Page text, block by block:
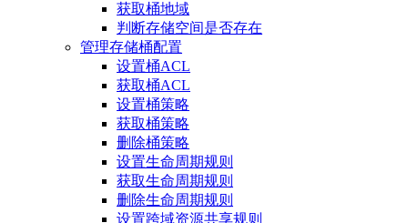
获取桶地域
判断存储空间是否存在
管理存储桶配置
设置桶ACL
获取桶ACL
设置桶策略
获取桶策略
删除桶策略
设置生命周期规则
获取生命周期规则
删除生命周期规则
设置跨域资源共享规则